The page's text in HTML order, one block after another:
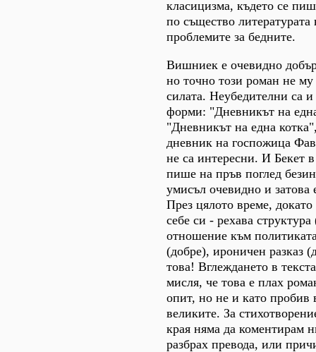
класицизма, където се
по същество литературата
проблемите за бедните.
Вишниек е очевидно
но точно този роман не
силата. Неубедителни са
форми: "Дневникът на
"Дневникът на една
дневник на госпожица
не са интересни. И Бекет
пише на пръв поглед
умисъл очевидно и затова
През цялото време, докато
себе си - рехава
отношение към
(добре), ироничен разказ
това! Вглеждането в
мисля, че това е плах
опит, но не и като пробив
великите. За
края няма да коментирам
разбрах превода, или